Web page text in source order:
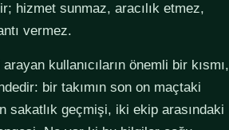
hizmet sunmaz, aracılık etmez,
vermez.
kullanıcıların önemli bir kısmı,
bir takımın son on maçtaki
sakatlık geçmişi, iki ekip arasındaki